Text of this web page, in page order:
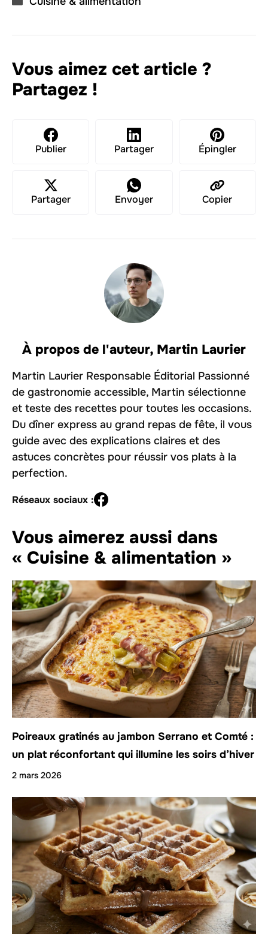
Vous aimez cet article ?
Partagez !
Publier Partager Épingler
Partager Envoyer Copier
À propos de l'auteur, Martin Laurier
Martin Laurier Responsable Éditorial Passionné
de gastronomie accessible, Martin sélectionne
et teste des recettes pour toutes les occasions.
Du dîner express au grand repas de fête, il vous
guide avec des explications claires et des
astuces concrètes pour réussir vos plats à la
perfection.
Réseaux sociaux :
Vous aimerez aussi dans
« Cuisine & alimentation »
Poireaux gratinés au jambon Serrano et Comté :
un plat réconfortant qui illumine les soirs d’hiver
2 mars 2026